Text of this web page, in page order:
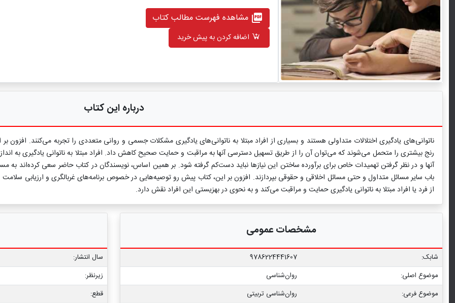
picture_as_pdf مشاهده فهرست مطالب کتاب
اضافه کردن به پیش خرید
درباره این کتاب
ناتوانی‌های یادگیری اختلالات متداولی هستند و بسیاری از افراد مبتلا به ناتوانی‌های یادگیری مشکلات جسمی و روانی متعددی را تجربه می‌کنند. افزون
رنج بیشتری را متحمل می‌شوند که می‌توان آن را از طریق تسهیل دسترسی آنها به مراقبت و حمایت صحیح کاهش داد. افراد مبتلا به ناتوانی یادگیری به
آنها و در نظر گرفتن تهمیدات خاص برای برآورده ساختن این نیازها نباید دست‌کم گرفته شود. بر همین اساس، نویسندگان در کتاب حاضر سعی کرده‌اند
باب سایر مسائل متداول و حتی مسائل اخلاقی و حقوقی بپردازند. افزون بر این، کتاب پیش رو توصیه‌هایی در خصوص برنامه‌های غربالگری و ارزیابی
از فرد یا افراد مبتلا به ناتوانی یادگیری حمایت و مراقبت می‌کند و به نحوی در بهزیستی این افراد نقش دارد.
مشخصات عمومی
شابک:
9786224441607
موضوع اصلی:
روان‌شناسی
موضوع فرعی:
روان‏‌شناسی تربیتی
سال انتشار:
زیرنظر:
قطع: